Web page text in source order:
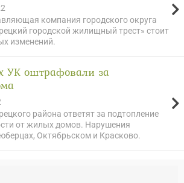
компания городского округа
городской жилищный трест» стоит
изменений.
УК оштрафовали за
района ответят за подтопление
от жилых домов. Нарушения
Октябрьском и Красково.